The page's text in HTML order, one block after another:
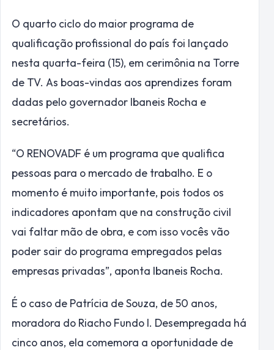
O quarto ciclo do maior programa de
qualificação profissional do país foi lançado
nesta quarta-feira (15), em cerimônia na Torre
de TV. As boas-vindas aos aprendizes foram
dadas pelo governador Ibaneis Rocha e
secretários.
“O RENOVADF é um programa que qualifica
pessoas para o mercado de trabalho. E o
momento é muito importante, pois todos os
indicadores apontam que na construção civil
vai faltar mão de obra, e com isso vocês vão
poder sair do programa empregados pelas
empresas privadas”, aponta Ibaneis Rocha.
É o caso de Patrícia de Souza, de 50 anos,
moradora do Riacho Fundo I. Desempregada há
cinco anos, ela comemora a oportunidade de